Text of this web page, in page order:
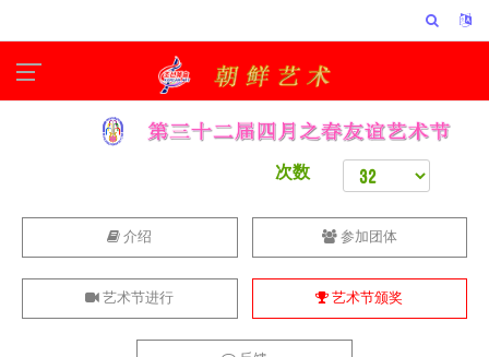
次数
介绍 参加团体
艺术节进行 艺术节颁奖